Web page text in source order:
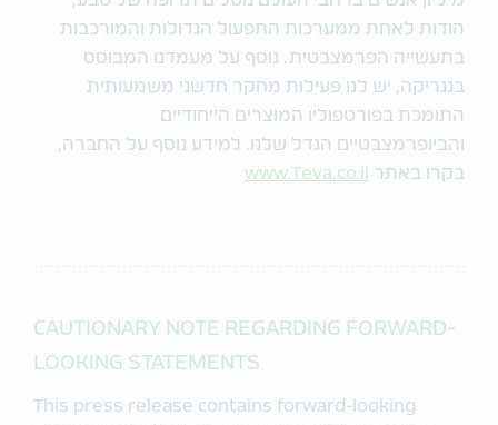
הודות לאחת ממערכות התפעול הגדולות והמורכבות
בתעשייה הפרמצבטית. נוסף על מעמדנו המבוסס
בגנריקה, יש לנו פעילות מחקר חדשני משמעותית
התומכת בפורטפוליו המוצרים הייחודיים
והביופרמצבטיים הגדל שלנו. למידע נוסף על החברה,
בקרו באתר
www.Teva.co.il
CAUTIONARY NOTE REGARDING FORWARD-
LOOKING STATEMENTS
This press release contains forward-looking